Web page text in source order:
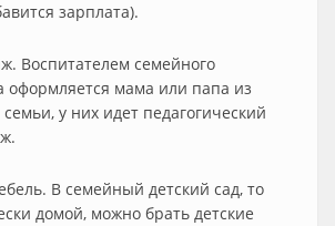
зарплата).
Воспитателем семейного
оформляется мама или папа из
у них идет педагогический
В семейный детский сад, то
домой, можно брать детские